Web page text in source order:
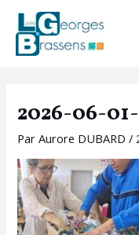
Aller
contenu
2026-06-
ParAurore DUBARD/
Navigation
des
articles